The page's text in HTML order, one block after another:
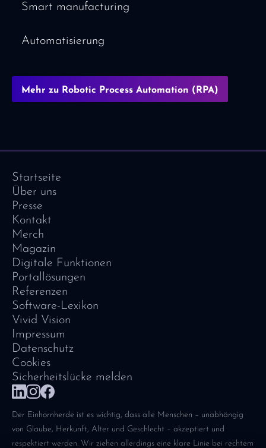
Smart manufacturing
Automatisierung
Mehr zu Robotic Process Automation (RPA)
Der Einhornherde ist es wichtig, dass alle Menschen – unabhängig
von Glaube, Herkunft, Alter und Geschlecht – akzeptiert und
respektiert werden. Wir ziehen allerdings eine klare Linie bei rechtem
Startseite
Über uns
Presse
Kontakt
Merch
Magazin
Digitale Funktionen
Portallösungen
Referenzen
Software-Lexikon
Vivid Vision
Impressum
Datenschutz
Cookies
Sicherheitslücke melden